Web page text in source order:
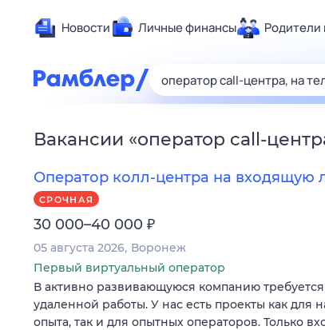
Новости Личные финансы Родители
Вакансии «оператор call-
Оператор колл-центра на входящую
СРОЧНАЯ
30 000–40 000 ₽
05 августа 2026 Воронеж
Первый виртуальный оператор
В активно развивающуюся компанию
удаленной работы. У нас есть проекты как для
опыта, так и для опытных операторов. Только